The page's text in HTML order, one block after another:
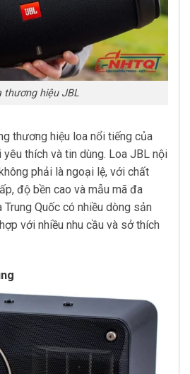
thương hiệu JBL
thương hiệu loa nổi tiếng của
thích và tin dùng. Loa JBL nội
phải là ngoại lệ, với chất
độ bền cao và mẫu mã đa
Quốc có nhiều dòng sản
với nhiều nhu cầu và sở thích